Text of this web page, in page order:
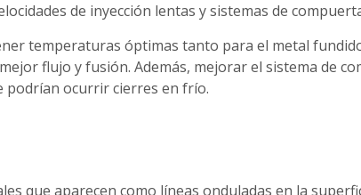
de inyección lentas y sistemas de
temperaturas óptimas tanto para el metal
flujo y fusión. Además, mejorar el sistema de
podrían ocurrir cierres en frío.
que aparecen como líneas onduladas en la